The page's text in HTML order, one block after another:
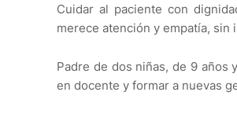
Cuidar al paciente con
merece atención y empatía,
Padre de dos niñas, de 9 años
en docente y formar a nuevas